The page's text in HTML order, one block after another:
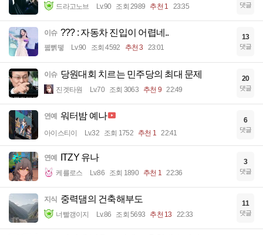
드라고노브 Lv.90 조회 2989 추천 1 23:35 댓글
이슈 ??? : 자동차 진입이 어렵네..
꿻뻵뗗 Lv.90 조회 4592 추천 3 23:01
13
댓글
이슈 당원대회 치르는 민주당의 최대 문제
진겟타원 Lv.70 조회 3063 추천 9 22:49
20
댓글
연예 워터밤 예나
아이스티이 Lv.32 조회 1752 추천 1 22:41
6
댓글
연예 ITZY 유나
케를로스 Lv.86 조회 1890 추천 1 22:36
3
댓글
지식 중력댐의 건축해부도
너빨갱이지 Lv.86 조회 5693 추천 13 22:33
11
댓글